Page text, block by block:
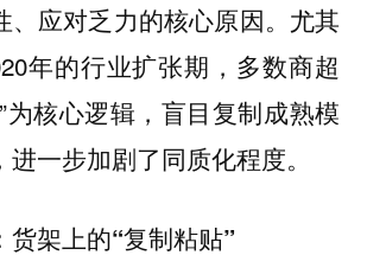
、应对乏力的核心原因。尤其
年的行业扩张期，多数商超
为核心逻辑，盲目复制成熟模
一步加剧了同质化程度。
货架上的“复制粘贴”